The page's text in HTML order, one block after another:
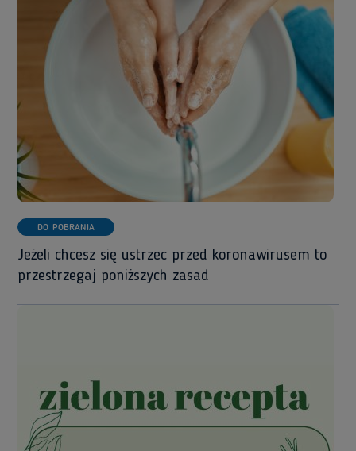
DO POBRANIA
Jeżeli chcesz się ustrzec przed koronawirusem to
przestrzegaj poniższych zasad